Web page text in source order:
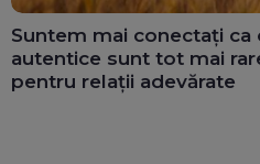
Suntem mai conectați ca
autentice sunt tot mai
pentru relații adevărate